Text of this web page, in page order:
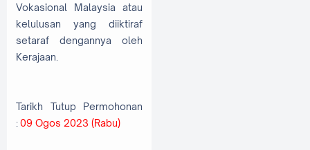
Vokasional Malaysia atau
kelulusan yang diiktiraf
setaraf dengannya oleh
Kerajaan.
Tarikh Tutup Permohonan
:09 Ogos 2023 (Rabu)